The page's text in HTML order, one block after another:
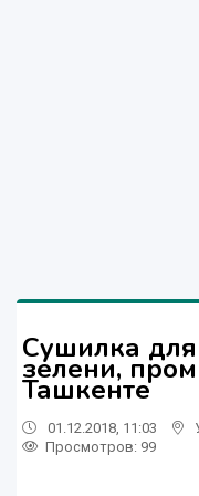
Сушилка
зелени,
Ташкенте
01.12.2018, 11:03
Просмотров: 99